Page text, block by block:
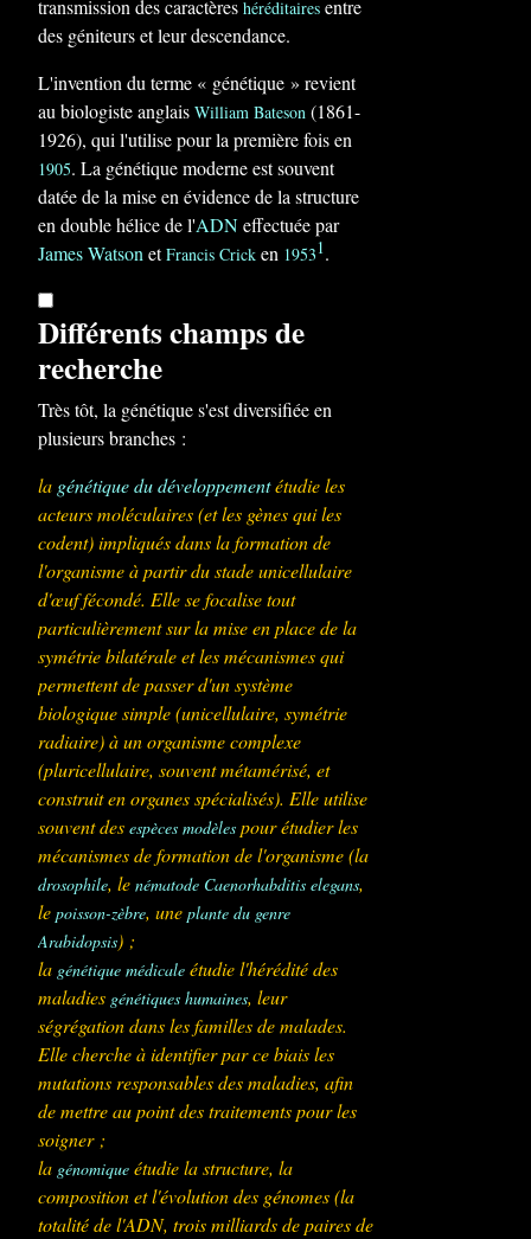
transmission des caractères héréditaires entre
des géniteurs et leur descendance.
L'invention du terme « génétique » revient
au biologiste anglais William Bateson (1861-
1926), qui l'utilise pour la première fois en
1905. La génétique moderne est souvent
datée de la mise en évidence de la structure
en double hélice de l'ADNeffectuée par
James Watson etFrancis Crick en 19531.
Différents champs de
recherche
Très tôt, la génétique s'est diversifiée en
plusieurs branches :
la génétique du développementétudie les
acteurs moléculaires (et les gènes qui les
codent) impliqués dans la formation de
l'organisme à partir du stade unicellulaire
d'œuf fécondé. Elle se focalise tout
particulièrement sur la mise en place de la
symétrie bilatérale et les mécanismes qui
permettent de passer d'un système
biologique simple (unicellulaire, symétrie
radiaire) à un organisme complexe
(pluricellulaire, souvent métamérisé, et
construit en organes spécialisés). Elle utilise
souvent des espèces modèles pour étudier les
mécanismes de formation de l'organisme (la
drosophile, le nématode Caenorhabditis elegans,
le poisson-zèbre, une plante du genre
Arabidopsis) ;
la génétique médicale étudie l'hérédité des
maladies génétiques humaines, leur
ségrégation dans les familles de malades.
Elle cherche à identifier par ce biais les
mutations responsables des maladies, afin
de mettre au point des traitements pour les
soigner ;
la génomique étudie la structure, la
composition et l'évolution des génomes (la
totalité de l'ADN, trois milliards de paires de